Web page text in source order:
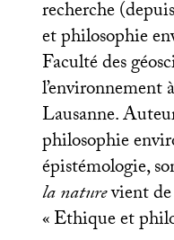
recherche
et philosophie
Faculté des
l’environnement
Lausanne.
philosophie
épistémologie,
la naturevient
«Ethique et